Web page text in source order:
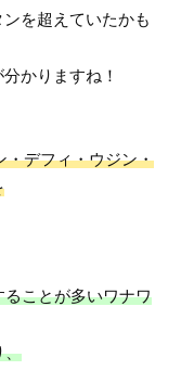
を超えていたかも
かりますね！
・デフィ・ウジン・
ことが多いワナワ
、